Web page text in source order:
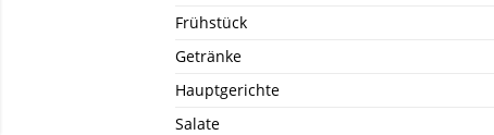
Frühstück
Getränke
Hauptgerichte
Salate